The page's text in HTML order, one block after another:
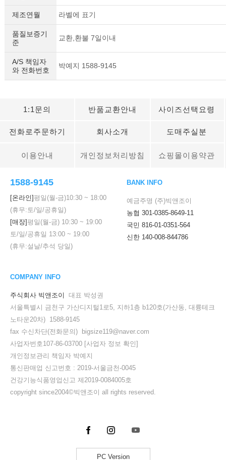
제조연월 라벨에 표기
품질보증기
준
교환,환불 7일이내
A/S 책임자
와 전화번호
박예지 1588-9145
1:1문의 반품교환안내 사이즈선택요령
전화로주문하기 회사소개 도매주실분
이용안내 개인정보처리방침 쇼핑몰이용약관
1588-9145
[온라인]평일(월-금)10:30 ~ 18:00
(휴무:토/일/공휴일)
[매장]평일(월-금) 10:30 ~ 19:00
토/일/공휴일 13:00 ~ 19:00
(휴무:설날/추석 당일)
BANK INFO
예금주명 (주)빅앤조이
농협 301-0385-8649-11
국민 816-01-0351-564
신한 140-008-844786
COMPANY INFO
주식회사 빅앤조이
대표 박성권
서울특별시 금천구 가산디지털1로5, 지하1층 b120호(가산동, 대륭테크
노타운20차) 1588-9145
fax 수신차단(전화문의) bigsize119@naver.com
사업자번호107-86-03700 [사업자 정보 확인]
개인정보관리 책임자 박예지
통신판매업 신고번호 : 2019-서울금천-0045
건강기능식품영업신고 제2019-0084005호
copyright since2004©빅앤조이 all rights reserved.
PC Version